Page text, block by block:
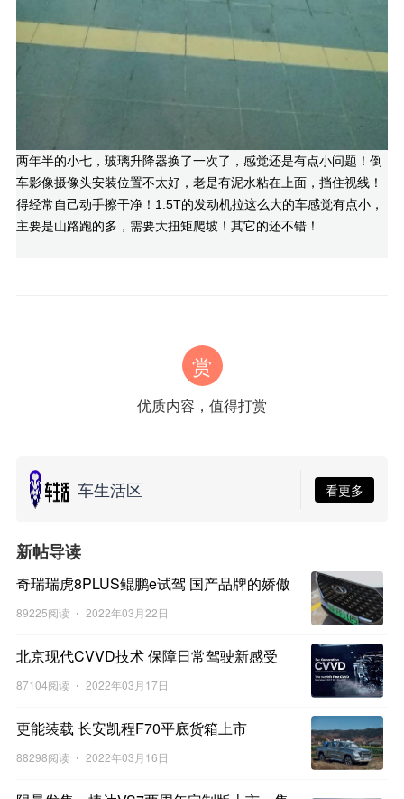
两年半的小七，玻璃升降器换了一次了，感觉还是有点小问题！倒
车影像摄像头安装位置不太好，老是有泥水粘在上面，挡住视线！
得经常自己动手擦干净！1.5T的发动机拉这么大的车感觉有点小，
主要是山路跑的多，需要大扭矩爬坡！其它的还不错！
赏
优质内容，值得打赏
车生活区 看更多
新帖导读
奇瑞瑞虎8PLUS鲲鹏e试驾 国产品牌的娇傲
89225阅读 2022年03月22日
北京现代CVVD技术 保障日常驾驶新感受
87104阅读 2022年03月17日
更能装载 长安凯程F70平底货箱上市
88298阅读 2022年03月16日